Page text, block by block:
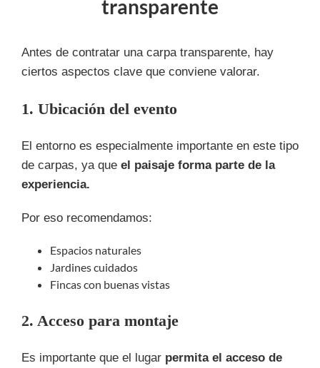
transparente
Antes de contratar una carpa transparente, hay
ciertos aspectos clave que conviene valorar.
1. Ubicación del evento
El entorno es especialmente importante en este tipo
de carpas, ya que el paisaje forma parte de la
experiencia.
Por eso recomendamos:
Espacios naturales
Jardines cuidados
Fincas con buenas vistas
2. Acceso para montaje
Es importante que el lugar permita el acceso de